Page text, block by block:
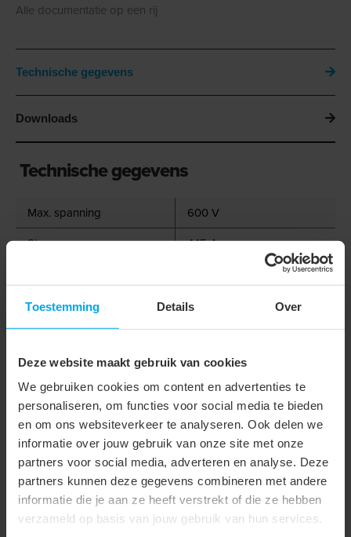
Toestemming Details Over
Deze website maakt gebruik van cookies
We gebruiken cookies om content en advertenties te
personaliseren, om functies voor social media te bieden
en om ons websiteverkeer te analyseren. Ook delen we
informatie over jouw gebruik van onze site met onze
partners voor social media, adverteren en analyse. Deze
partners kunnen deze gegevens combineren met andere
informatie die je aan ze heeft verstrekt of die ze hebben
verzameld op basis van jouw gebruik van hun services.
Alle documentatie op een rij
Technische gegevens
Downloads
Technische gegevens
Max. spanning
600 V
Stroom
445 A
Boutmaat (metrisch)
16
Materiaal
Koper
Type
Ringkabelschoen
Geïsoleerd
Aansluithoek
180° (horizontaal)
Flensvorm
Ringvormig
Smalle flens uitvoering
Isolatie
Nee